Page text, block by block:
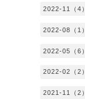
2022-11（4）
2022-08（1）
2022-05（6）
2022-02（2）
2021-11（2）